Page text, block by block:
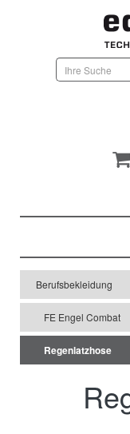
Berufsbekleidung
FE Engel Combat
Regenlatzhose